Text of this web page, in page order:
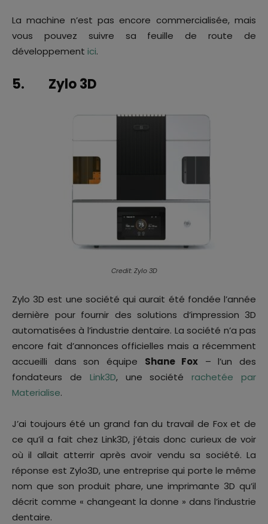
La machine n’est pas encore commercialisée, mais
vous pouvez suivre sa feuille de route de
développement ici.
5. Zylo 3D
Credit: Zylo 3D
Zylo 3D est une société qui aurait été fondée l’année
dernière pour fournir des solutions d’impression 3D
automatisées à l’industrie dentaire. La société n’a pas
encore fait d’annonces officielles mais a récemment
accueilli dans son équipe Shane Fox – l’un des
fondateurs de Link3D, une sociétérachetée par
Materialise.
J’ai toujours été un grand fan du travail de Fox et de
ce qu’il a fait chez Link3D, j’étais donc curieux de voir
où il allait atterrir après avoir vendu sa société. La
réponse est Zylo3D, une entreprise qui porte le même
nom que son produit phare, une imprimante 3D qu’il
décrit comme « changeant la donne » dans l’industrie
dentaire.